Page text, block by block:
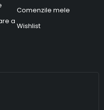
a
Comenzile mele
Wishlist